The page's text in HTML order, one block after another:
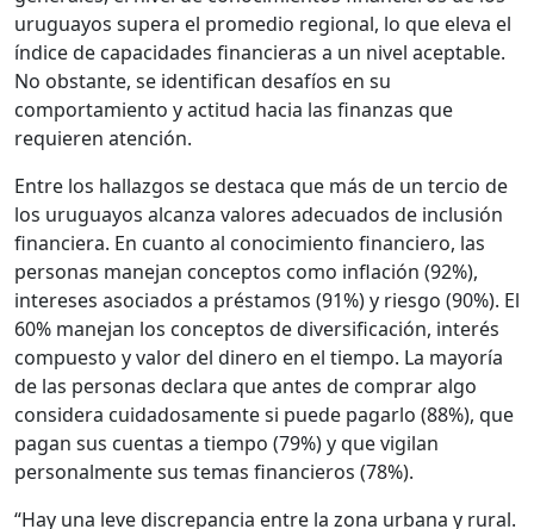
uruguayos supera el promedio regional, lo que eleva el
índice de capacidades financieras a un nivel aceptable.
No obstante, se identifican desafíos en su
comportamiento y actitud hacia las finanzas que
requieren atención.
Entre los hallazgos se destaca que más de un tercio de
los uruguayos alcanza valores adecuados de inclusión
financiera. En cuanto al conocimiento financiero, las
personas manejan conceptos como inflación (92%),
intereses asociados a préstamos (91%) y riesgo (90%). El
60% manejan los conceptos de diversificación, interés
compuesto y valor del dinero en el tiempo. La mayoría
de las personas declara que antes de comprar algo
considera cuidadosamente si puede pagarlo (88%), que
pagan sus cuentas a tiempo (79%) y que vigilan
personalmente sus temas financieros (78%).
“Hay una leve discrepancia entre la zona urbana y rural.